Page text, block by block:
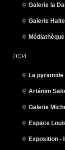
Galerie la
Galerie
2004
La pyramide
Arténim
Galerie
Espace
Exposition -